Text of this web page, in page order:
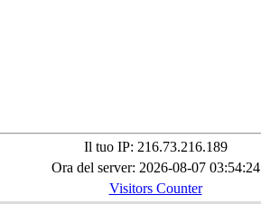
Il tuo IP: 216.73.216.189
Ora del server: 2026-08-07 03:54:24
Visitors Counter